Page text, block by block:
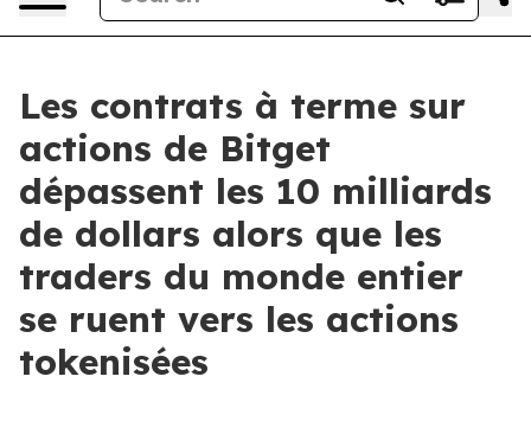
Les contrats à terme sur
actions de Bitget
dépassent les 10 milliards
de dollars alors que les
traders du monde entier
se ruent vers les actions
tokenisées